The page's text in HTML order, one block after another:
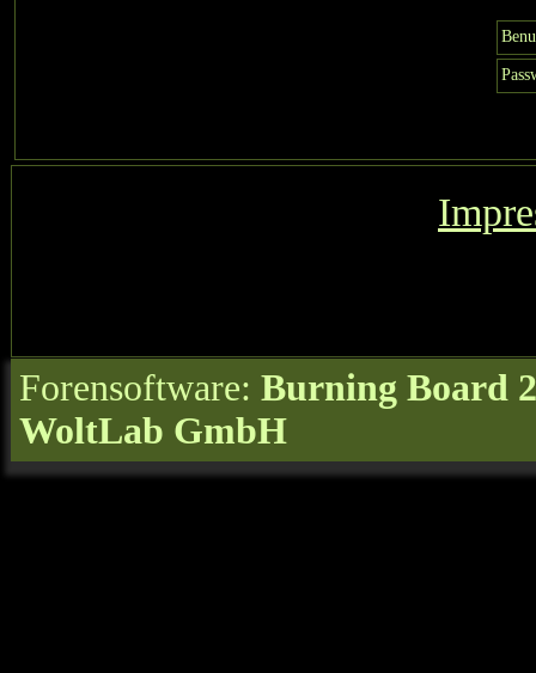
Forensoftware: Burning Board
WoltLab GmbH